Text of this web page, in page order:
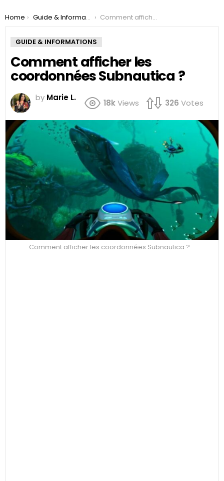
You are here:
Home Guide & Informations Comment afficher les coordonnées Subnautica ?
GUIDE & INFORMATIONS
Comment afficher les
coordonnées Subnautica ?
by Marie L.
18kViews 326 Votes
Comment afficher les coordonnées Subnautica ?